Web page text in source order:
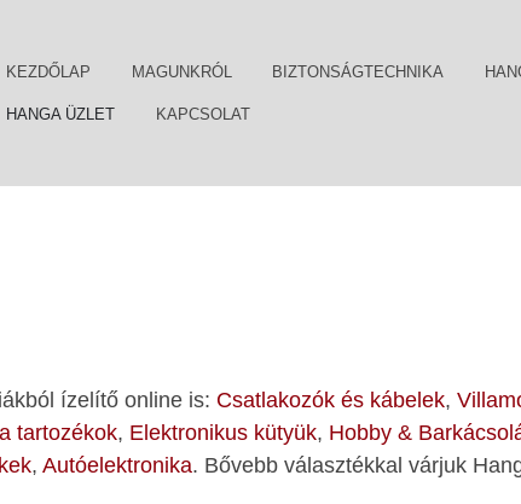
KEZDŐLAP MAGUNKRÓL BIZTONSÁGTECHNIKA
HANGA ÜZLET KAPCSOLAT
ízelítő online is: Csatlakozók és kábelek,
tartozékok, Elektronikus kütyük, Hobby &
,Autóelektronika. Bővebb választékkal várjuk